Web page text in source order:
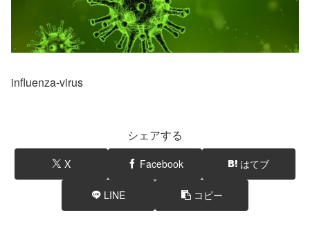
influenza-virus
シェアする
X Facebook はてブ
LINE コピー